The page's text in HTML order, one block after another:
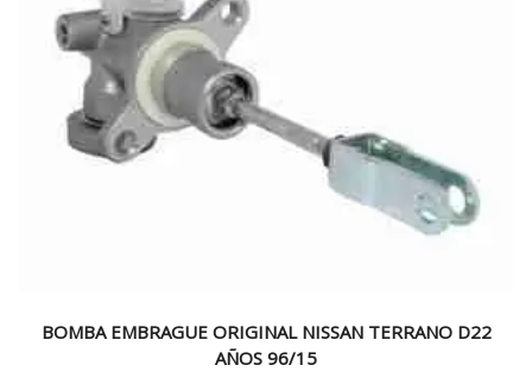
BOMBA EMBRAGUE ORIGINAL NISSAN TERRANO D22
AÑOS 96/15